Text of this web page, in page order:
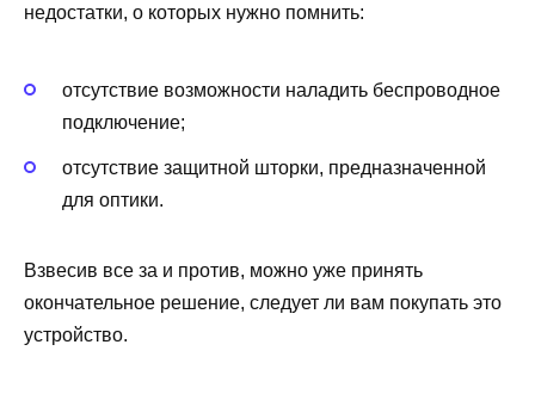
недостатки, о которых нужно помнить:
отсутствие возможности наладить беспроводное
подключение;
отсутствие защитной шторки, предназначенной
для оптики.
Взвесив все за и против, можно уже принять
окончательное решение, следует ли вам покупать это
устройство.